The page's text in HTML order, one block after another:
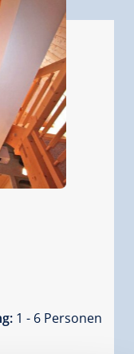
1 - 6 Personen